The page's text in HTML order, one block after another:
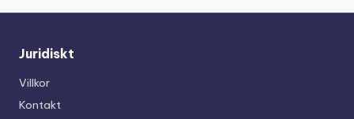
Juridiskt
Villkor
Kontakt